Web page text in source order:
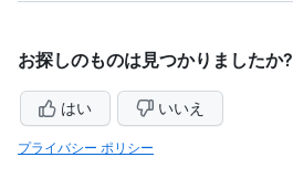
お探しのものは見つかりましたか?
はい いいえ
プライバシー ポリシー